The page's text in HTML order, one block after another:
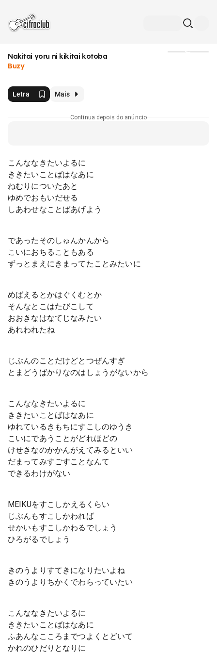
Nakitai yoru ni kikitai kotoba
Buzy
Letra Mais
Continua depois do anúncio
こんななきたいよるに
ききたいことばはなあに
ねむりについたあと
ゆめでおもいだせる
しあわせなことばあげよう
であったそのしゅんかんから
こいにおちることもある
ずっとまえにきまってたことみたいに
めばえるとかはぐくむとか
そんなとこはたびこして
おおきなはなてじなみたい
あれわれたね
じぶんのことだけどとつぜんすぎ
とまどうばかりなのはしょうがないから
こんななきたいよるに
ききたいことばはなあに
ゆれているきもちにすこしのゆうき
こいにであうことがどれほどの
けせきなのかかんがえてみるといい
だまってみすごすことなんて
できるわけがない
MEIKUをすこしかえるくらい
じぶんもすこしかわれば
せかいもすこしかわるでしょう
ひろがるでしょう
きのうよりすてきになりたいよね
きのうよりちかくでわらっていたい
こんななきたいよるに
ききたいことばはなあに
ふあんなこころまでつよくとどいて
かれのひだりとなりに